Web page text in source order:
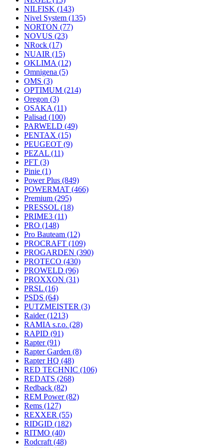
NILFISK (143)
Nivel System (135)
NORTON (77)
NOVUS (23)
NRock (17)
NUAIR (15)
OKLIMA (12)
Omnigena (5)
OMS (3)
OPTIMUM (214)
Oregon (3)
OSAKA (11)
Palisad (100)
PARWELD (49)
PENTAX (15)
PEUGEOT (9)
PEZAL (11)
PFT (3)
Pinie (1)
Power Plus (849)
POWERMAT (466)
Premium (295)
PRESSOL (18)
PRIME3 (11)
PRO (148)
Pro Bauteam (12)
PROCRAFT (109)
PROGARDEN (390)
PROTECO (430)
PROWELD (96)
PROXXON (31)
PRSL (16)
PSDS (64)
PUTZMEISTER (3)
Raider(1213)
RAMIA s.r.o. (28)
RAPID (91)
Rapter(91)
Rapter Garden (8)
Rapter HQ (48)
RED TECHNIC (106)
REDATS (268)
Redback (82)
REM Power(82)
Rems (127)
REXXER (55)
RIDGID (182)
RITMO (40)
Rodcraft (48)